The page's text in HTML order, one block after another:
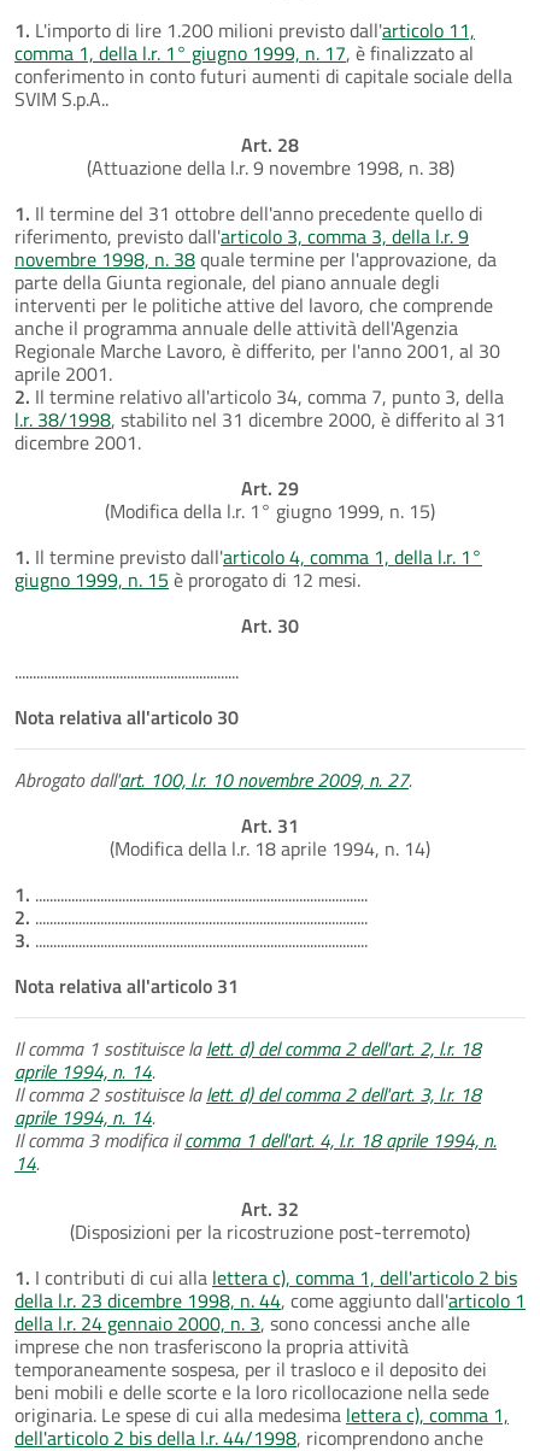
1. L'importo di lire 1.200 milioni previsto dall'articolo 11,
comma 1, della l.r. 1° giugno 1999, n. 17, è finalizzato al
conferimento in conto futuri aumenti di capitale sociale della
SVIM S.p.A..
Art. 28
(Attuazione della l.r. 9 novembre 1998, n. 38)
1. Il termine del 31 ottobre dell'anno precedente quello di
riferimento, previsto dall'articolo 3, comma 3, della l.r. 9
novembre 1998, n. 38quale termine per l'approvazione, da
parte della Giunta regionale, del piano annuale degli
interventi per le politiche attive del lavoro, che comprende
anche il programma annuale delle attività dell'Agenzia
Regionale Marche Lavoro, è differito, per l'anno 2001, al 30
aprile 2001.
2. Il termine relativo all'articolo 34, comma 7, punto 3, della
l.r. 38/1998, stabilito nel 31 dicembre 2000, è differito al 31
dicembre 2001.
Art. 29
(Modifica della l.r. 1° giugno 1999, n. 15)
1. Il termine previsto dall'articolo 4, comma 1, della l.r. 1°
giugno 1999, n. 15 è prorogato di 12 mesi.
Art. 30
..............................................................
Nota relativa all'articolo 30
Abrogato dall'art. 100, l.r. 10 novembre 2009, n. 27.
Art. 31
(Modifica della l.r. 18 aprile 1994, n. 14)
1. ............................................................................................
2. ............................................................................................
3. ............................................................................................
Nota relativa all'articolo 31
Il comma 1 sostituisce lalett. d) del comma 2 dell'art. 2, l.r. 18
aprile 1994, n. 14.
Il comma 2 sostituisce lalett. d) del comma 2 dell'art. 3, l.r. 18
aprile 1994, n. 14.
Il comma 3 modifica ilcomma 1 dell'art. 4, l.r. 18 aprile 1994, n.
14.
Art. 32
(Disposizioni per la ricostruzione post-terremoto)
1. I contributi di cui alla lettera c), comma 1, dell'articolo 2 bis
della l.r. 23 dicembre 1998, n. 44, come aggiunto dall'articolo 1
della l.r. 24 gennaio 2000, n. 3, sono concessi anche alle
imprese che non trasferiscono la propria attività
temporaneamente sospesa, per il trasloco e il deposito dei
beni mobili e delle scorte e la loro ricollocazione nella sede
originaria. Le spese di cui alla medesima lettera c), comma 1,
dell'articolo 2 bis della l.r. 44/1998, ricomprendono anche